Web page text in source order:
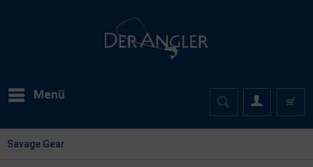
Menü
Savage Gear